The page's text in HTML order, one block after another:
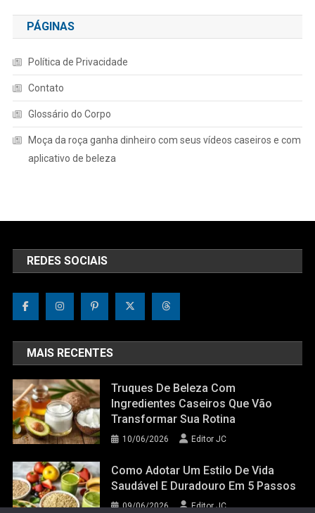
PÁGINAS
Política de Privacidade
Contato
Glossário do Corpo
Moça da roça ganha dinheiro com seus vídeos caseiros e com
aplicativo de beleza
REDES SOCIAIS
MAIS RECENTES
Truques De Beleza Com
Ingredientes Caseiros Que Vão
Transformar Sua Rotina
10/06/2026 Editor JC
Como Adotar Um Estilo De Vida
Saudável E Duradouro Em 5 Passos
09/06/2026 Editor JC